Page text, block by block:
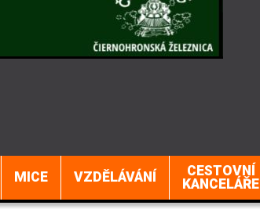
MICE VZDĚLÁVÁNÍ
CESTOVNÍ
KANCELÁŘE